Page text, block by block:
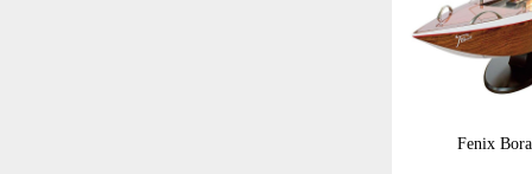
Fenix Bora